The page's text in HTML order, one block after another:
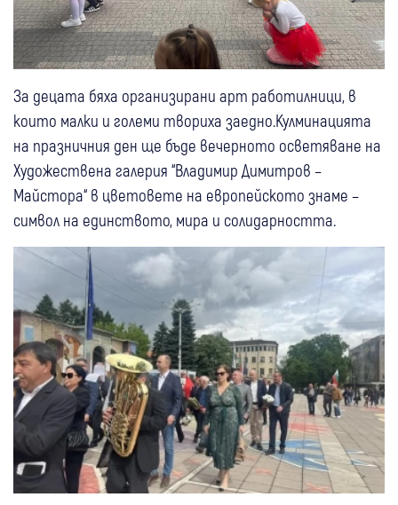
За децата бяха организирани арт работилници, в
които малки и големи твориха заедно.Кулминацията
на празничния ден ще бъде вечерното осветяване на
Художествена галерия “Владимир Димитров –
Майстора“ в цветовете на европейското знаме –
символ на единството, мира и солидарността.